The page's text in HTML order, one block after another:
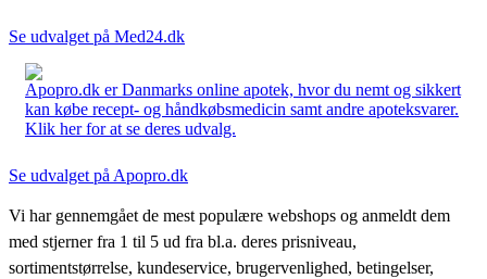
Se udvalget på Med24.dk
Apopro.dk er Danmarks online apotek, hvor du nemt og sikkert
kan købe recept- og håndkøbsmedicin samt andre apoteksvarer.
Klik her for at se deres udvalg.
Se udvalget på Apopro.dk
Vi har gennemgået de mest populære webshops og anmeldt dem
med stjerner fra 1 til 5 ud fra bl.a. deres prisniveau,
sortimentstørrelse, kundeservice, brugervenlighed, betingelser,